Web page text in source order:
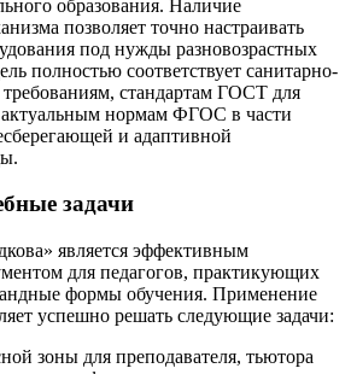
образования. Наличие
позволяет точно настраивать
под нужды разновозрастных
полностью соответствует санитарно-
стандартам ГОСТ для
нормам ФГОС в части
и адаптивной
задачи
является эффективным
для педагогов, практикующих
формы обучения. Применение
успешно решать следующие задачи:
зоны для преподавателя, тьютора